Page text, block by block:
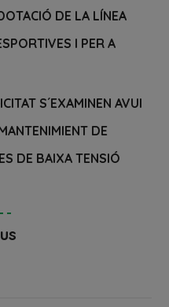
DE LA LÍNEA
I PER A
S´EXAMINEN AVUI
DE
DE BAIXA TENSIÓ